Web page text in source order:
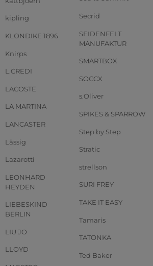
kipling
KLONDIKE 1896
Knirps
L.CREDI
LACOSTE
LA MARTINA
LANCASTER
Lässig
Lazarotti
LEONHARD
HEYDEN
LIEBESKIND
BERLIN
LIU JO
LLOYD
Secrid
SEIDENFELT
MANUFAKTUR
SMARTBOX
SOCCX
s.Oliver
SPIKES & SPARROW
Step by Step
Stratic
strellson
SURI FREY
TAKE IT EASY
Tamaris
TATONKA
Ted Baker